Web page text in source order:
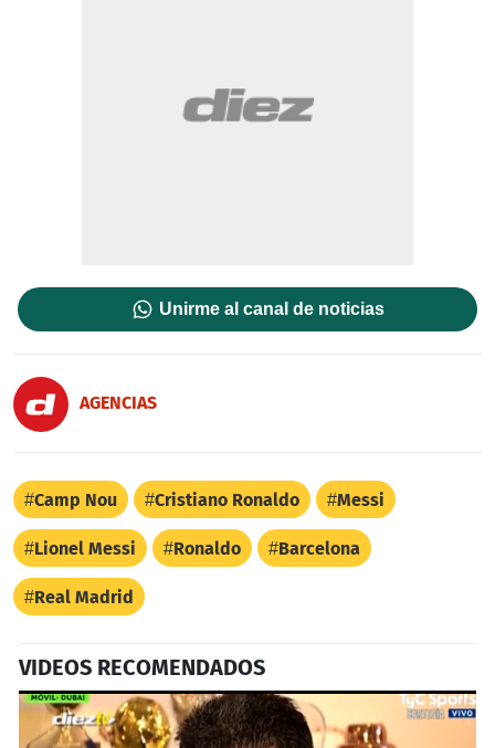
Unirme al canal de noticias
AGENCIAS
Camp Nou Cristiano Ronaldo Messi
Lionel Messi Ronaldo Barcelona
Real Madrid
VIDEOS RECOMENDADOS